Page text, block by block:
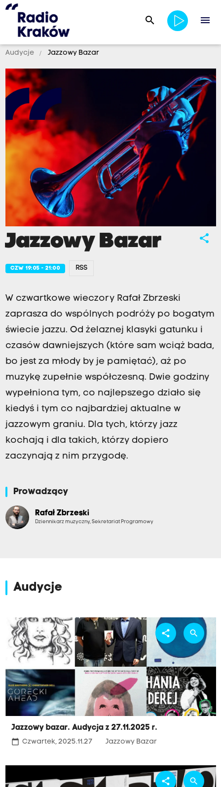
search menu
Audycje Jazzowy Bazar
share
Jazzowy Bazar
CZW 19:05 - 21:00 RSS
W czwartkowe wieczory Rafał Zbrzeski
zaprasza do wspólnych podróży po bogatym
świecie jazzu. Od żelaznej klasyki gatunku i
czasów dawniejszych (które sam wciąż bada,
bo jest za młody by je pamiętać), aż po
muzykę zupełnie współczesną. Dwie godziny
wypełniona tym, co najlepszego działo się
kiedyś i tym co najbardziej aktualne w
jazzowym graniu. Dla tych, którzy jazz
kochają i dla takich, którzy dopiero
zaczynają z nim przygodę.
Prowadzący
Rafał Zbrzeski
Dziennikarz muzyczny, Sekretariat Programowy
Audycje
Jazzowy bazar. Audycja z 27.11.2025 r.
calendar_today Czwartek, 2025.11.27 Jazzowy Bazar
share search
share search